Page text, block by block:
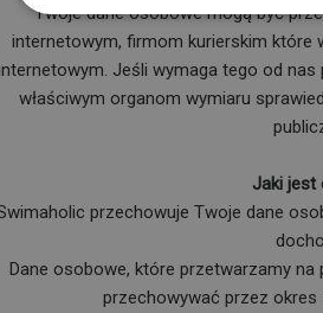
Twoje dane osobowe mogą być
internetowym, firmom kurierskim które
Jeśli wymaga tego od
właściwym organom wymiaru
Jaki jest
przechowuje Twoje dane
Dane osobowe, które przetwarzamy
przechowywać przez okres